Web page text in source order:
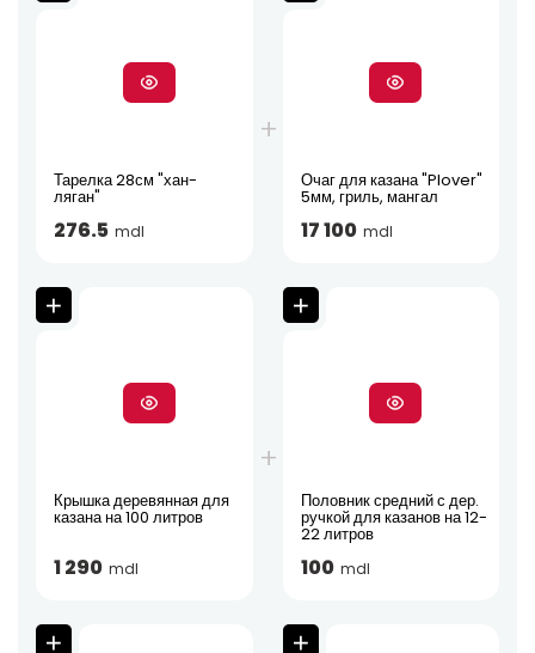
Тарелка 28см "хан-
ляган"
276.5 mdl
Очаг для казана "Plover"
5мм, гриль, мангал
17 100 mdl
Крышка деревянная для
казана на 100 литров
1 290 mdl
Половник средний с дер.
ручкой для казанов на 12-
22 литров
100 mdl